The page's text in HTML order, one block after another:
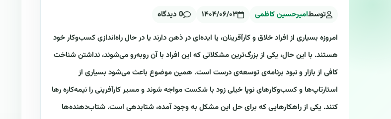
توسطامیرحسین کاظمی ۱۴۰۴/۰۶/۰۳ 0 دیدگاه
امروزه بسیاری از افراد خلاق و کارآفرینان، یا ایده‌ای در ذهن دارند یا در حال راه‌اندازی کسب‌وکار خود
هستند. با این حال، یکی از بزرگ‌ترین مشکلاتی که این افراد با آن روبه‌رو می‌شوند، نداشتن شناخت
کافی از بازار و نبود برنامه‌ی توسعه‌ی درست است. همین موضوع باعث می‌شود بسیاری از
استارتاپ‌ها و کسب‌وکارهای نوپا خیلی زود با شکست مواجه شوند و مسیر کارآفرینی را نیمه‌کاره رها
کنند. یکی از راهکارهایی که برای حل این مشکل به وجود آمده، شتابدهی است. شتاب‌دهنده‌ها